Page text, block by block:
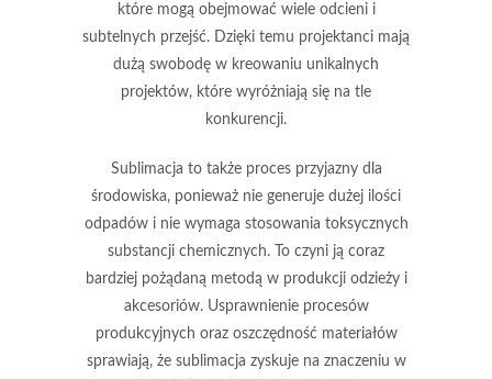
które mogą obejmować wiele odcieni i
subtelnych przejść. Dzięki temu projektanci mają
dużą swobodę w kreowaniu unikalnych
projektów, które wyróżniają się na tle
konkurencji.
Sublimacja to także proces przyjazny dla
środowiska, ponieważ nie generuje dużej ilości
odpadów i nie wymaga stosowania toksycznych
substancji chemicznych. To czyni ją coraz
bardziej pożądaną metodą w produkcji odzieży i
akcesoriów. Usprawnienie procesów
produkcyjnych oraz oszczędność materiałów
sprawiają, że sublimacja zyskuje na znaczeniu w